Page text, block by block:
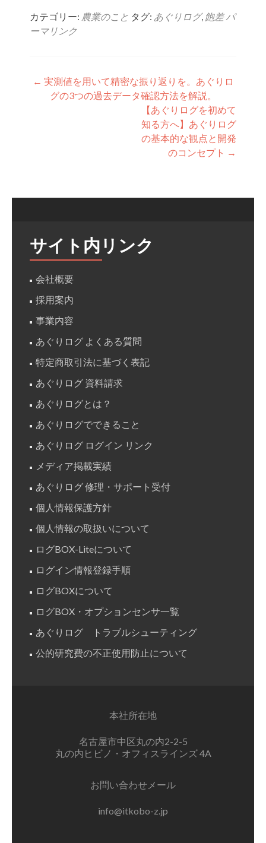
カテゴリー: 農業のこと タグ: あぐりログ, 飽差 パ
ーマリンク
投稿ナビゲーション
← 実測値を用いて精密な振り返りを。あぐりロ
グの3つの過去データ確認方法を解説。
【あぐりログを初めて
知る方へ】あぐりログ
の基本的な観点と開発
のコンセプト →
サイト内リンク
会社概要
採用案内
事業内容
あぐりログ よくある質問
特定商取引法に基づく表記
あぐりログ 資料請求
あぐりログとは？
あぐりログでできること
あぐりログ ログイン リンク
メディア掲載実績
あぐりログ 修理・サポート受付
個人情報保護方針
個人情報の取扱いについて
ログBOX-Liteについて
ログイン情報登録手順
ログBOXについて
ログBOX・オプションセンサ一覧
あぐりログ トラブルシューティング
公的研究費の不正使用防止について
本社所在地
名古屋市中区丸の内2-2-5
丸の内ヒビノ・オフィスラインズ 4A
お問い合わせメール
info@itkobo-z.jp